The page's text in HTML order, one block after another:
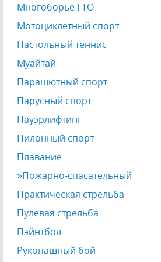
Многоборье ГТО
Мотоциклетный спорт
Настольный теннис
Муайтай
Парашютный спорт
Парусный спорт
Пауэрлифтинг
Пилонный спорт
Плавание
»Пожарно-спасательный
Практическая стрельба
Пулевая стрельба
Пэйнтбол
Рукопашный бой